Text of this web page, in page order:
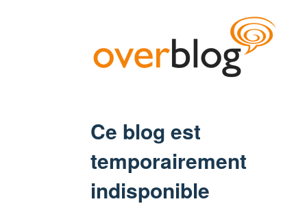
Ce blog est
temporairement
indisponible